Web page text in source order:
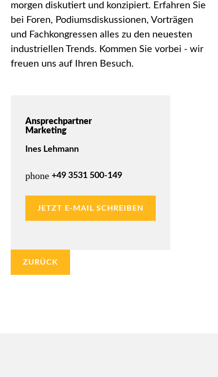
morgen diskutiert und konzipiert. Erfahren Sie
bei Foren, Podiumsdiskussionen, Vorträgen
und Fachkongressen alles zu den neuesten
industriellen Trends. Kommen Sie vorbei - wir
freuen uns auf Ihren Besuch.
Ansprechpartner
Marketing
Ines Lehmann
phone +49 3531 500-149
JETZT E-MAIL SCHREIBEN
ZURÜCK